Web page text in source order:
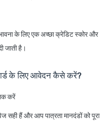
के लिए एक अच्छा क्रेडिट स्कोर और
जाती है।
के लिए आवेदन कैसे करें?
करें
सही हैं और आप पात्रता मानदंडों को पूरा